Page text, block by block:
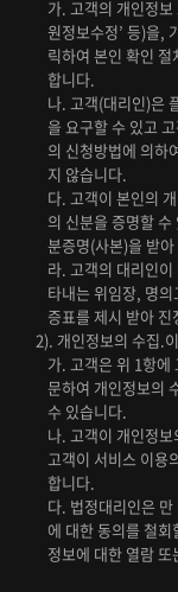
가. 고객의 개인정보
원정보수정’ 등)을,
릭하여 본인 확인
합니다.
나. 고객(대리인)은
을 요구할 수 있고
의 신청방법에 의하
지 않습니다.
다. 고객이 본인의
의 신분을 증명할
분증명(사본)을 받
라. 고객의 대리인
타내는 위임장, 명
증표를 제시 받아
2). 개인정보의 수집.
가. 고객은 위 1항에
문하여 개인정보의
수 있습니다.
나. 고객이 개인정
고객이 서비스 이용
합니다.
다. 법정대리인은
에 대한 동의를 철
정보에 대한 열람